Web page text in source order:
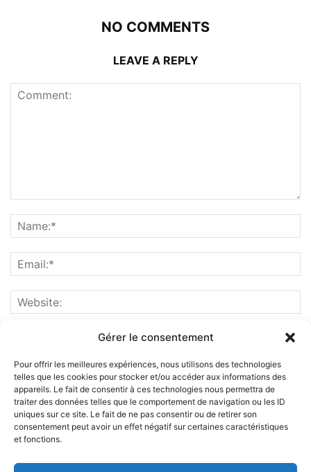
Gérer le consentement
Pour offrir les meilleures expériences, nous utilisons des technologies
telles que les cookies pour stocker et/ou accéder aux informations des
appareils. Le fait de consentir à ces technologies nous permettra de
traiter des données telles que le comportement de navigation ou les ID
uniques sur ce site. Le fait de ne pas consentir ou de retirer son
consentement peut avoir un effet négatif sur certaines caractéristiques
et fonctions.
NO COMMENTS
LEAVE A REPLY
ABOUT US